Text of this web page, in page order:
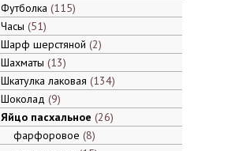
Футболка 115
Часы 51
Шарф шерстяной 2
Шахматы 13
Шкатулка лаковая 134
Шоколад 9
Яйцо пасхальное 26
фарфоровое 8